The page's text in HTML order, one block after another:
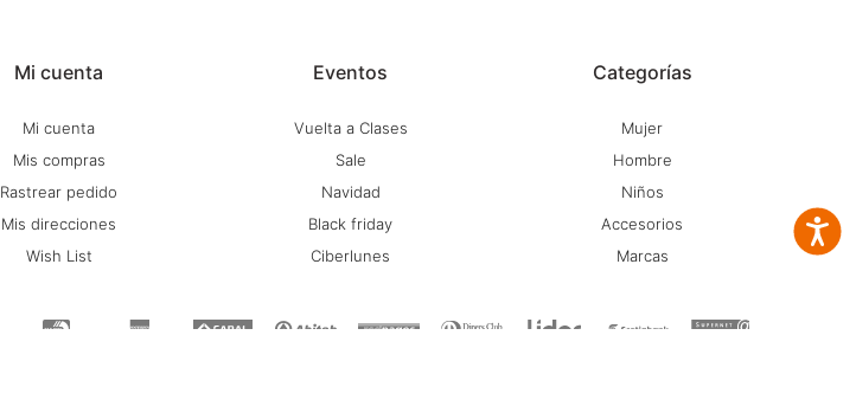
Mi cuenta
Mi cuenta
Mis compras
Rastrear pedido
Mis direcciones
Wish List
Eventos
Vuelta a Clases
Sale
Navidad
Black friday
Ciberlunes
Categorías
Mujer
Hombre
Niños
Accesorios
Marcas